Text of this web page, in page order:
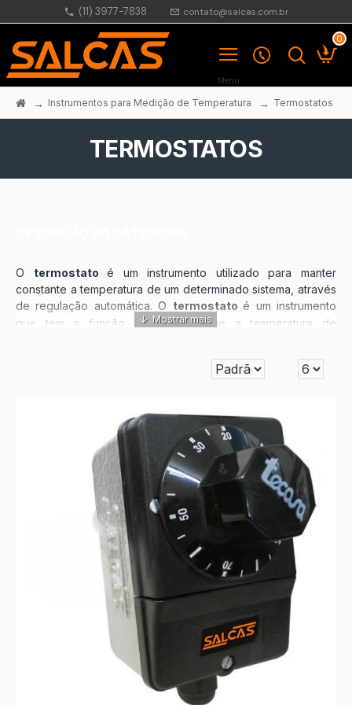
(11) 3977-7838 contato@salcas.com.br
0
Instrumentos para Medição de Temperatura Termostatos
TERMOSTATOS
O termostatoé um instrumento utilizado para manter
constante a temperatura de um determinado sistema, através
de regulação automática.O termostatoé um instrumento
que tem a função de impedir que a temperatura de
termostatotem um mecanismo
composto, fundamentalmente, por dois elementos: um indica
temperatura, mantendo-a dentro do intervalo desejado.
Os termostatos controlam a temperatura dos refrigeradores,
ferros elétricos, ar condicionado e muitos outros
equipamentos. Veja nossos instrumentos da Categoria
abaixo: